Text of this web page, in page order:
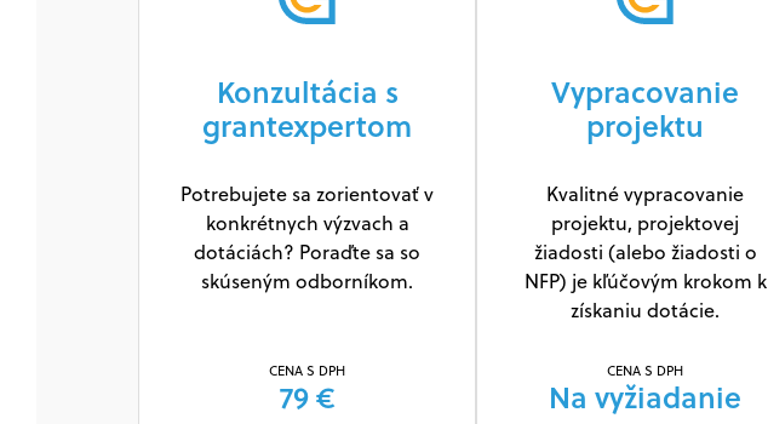
Konzultácia s
grantexpertom
Potrebujete sa zorientovať v
konkrétnych výzvach a
dotáciách? Poraďte sa so
skúseným odborníkom.
CENA S DPH
79 €
Vypracovanie
projektu
Kvalitné vypracovanie
projektu, projektovej
žiadosti (alebo žiadosti o
NFP) je kľúčovým krokom k
získaniu dotácie.
CENA S DPH
Na vyžiadanie